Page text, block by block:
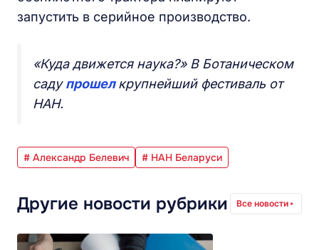
запустить в серийное производство.
«Куда движется наука?» В Ботаническом
садупрошелкрупнейший фестиваль от
НАН.
# Александр Белевич # НАН Беларуси
Другие новости рубрики Все новости